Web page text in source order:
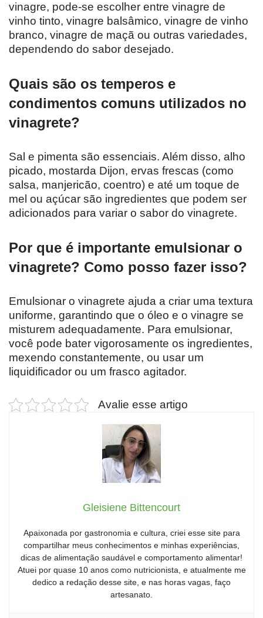
vinagre, pode-se escolher entre vinagre de
vinho tinto, vinagre balsâmico, vinagre de vinho
branco, vinagre de maçã ou outras variedades,
dependendo do sabor desejado.
Quais são os temperos e
condimentos comuns utilizados no
vinagrete?
Sal e pimenta são essenciais. Além disso, alho
picado, mostarda Dijon, ervas frescas (como
salsa, manjericão, coentro) e até um toque de
mel ou açúcar são ingredientes que podem ser
adicionados para variar o sabor do vinagrete.
Por que é importante emulsionar o
vinagrete? Como posso fazer isso?
Emulsionar o vinagrete ajuda a criar uma textura
uniforme, garantindo que o óleo e o vinagre se
misturem adequadamente. Para emulsionar,
você pode bater vigorosamente os ingredientes,
mexendo constantemente, ou usar um
liquidificador ou um frasco agitador.
Avalie esse artigo
Gleisiene Bittencourt
Apaixonada por gastronomia e cultura, criei esse site para
compartilhar meus conhecimentos e minhas experiências,
dicas de alimentação saudável e comportamento alimentar!
Atuei por quase 10 anos como nutricionista, e atualmente me
dedico a redação desse site, e nas horas vagas, faço
artesanato.